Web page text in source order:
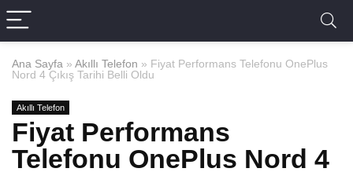
Ana Sayfa » Akıllı Telefon » Fiyat Performans Telefonu OnePlus
Nord 4 Çıkış Tarihi Belli Oldu
Akıllı Telefon
Fiyat Performans
Telefonu OnePlus Nord 4